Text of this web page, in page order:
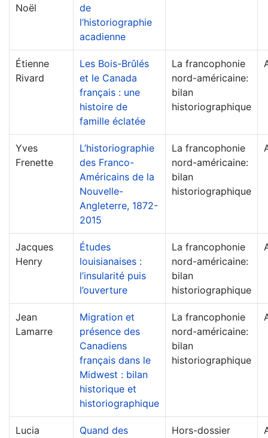
Noël
de
l’historiographie
acadienne
Étienne
Rivard
Les Bois-Brûlés
et le Canada
français : une
histoire de
famille éclatée
La francophonie
nord-américaine:
bilan
historiographique
Yves
Frenette
L’historiographie
des Franco-
Américains de la
Nouvelle-
Angleterre, 1872-
2015
La francophonie
nord-américaine:
bilan
historiographique
Jacques
Henry
Études
louisianaises :
l’insularité puis
l’ouverture
La francophonie
nord-américaine:
bilan
historiographique
Jean
Lamarre
Migration et
présence des
Canadiens
français dans le
Midwest : bilan
historique et
historiographique
La francophonie
nord-américaine:
bilan
historiographique
Lucia
Quand des
Hors-dossier